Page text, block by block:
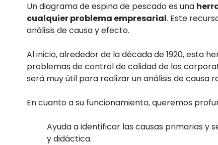
Un diagrama de espina de pescado es una
cualquier problema empresarial. Este
análisis de causa y efecto.
Al inicio, alrededor de la década de 1920, esta
problemas de control de calidad de los
será muy útil para realizar un análisis de causa
En cuanto a su funcionamiento, queremos
Ayuda a identificar las causas primarias y
y didáctica.